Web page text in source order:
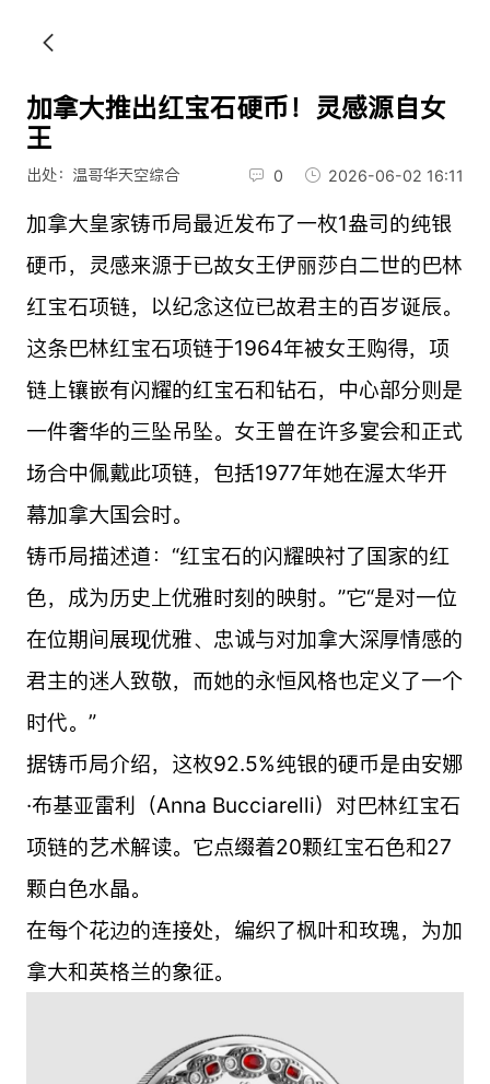
加拿大推出红宝石硬币！灵感源自女
王
出处：温哥华天空综合 0 2026-06-02 16:11
加拿大皇家铸币局最近发布了一枚1盎司的纯银
硬币，灵感来源于已故女王伊丽莎白二世的巴林
红宝石项链，以纪念这位已故君主的百岁诞辰。
这条巴林红宝石项链于1964年被女王购得，项
链上镶嵌有闪耀的红宝石和钻石，中心部分则是
一件奢华的三坠吊坠。女王曾在许多宴会和正式
场合中佩戴此项链，包括1977年她在渥太华开
幕加拿大国会时。
铸币局描述道：“红宝石的闪耀映衬了国家的红
色，成为历史上优雅时刻的映射。”它“是对一位
在位期间展现优雅、忠诚与对加拿大深厚情感的
君主的迷人致敬，而她的永恒风格也定义了一个
时代。”
据铸币局介绍，这枚92.5%纯银的硬币是由安娜
·布基亚雷利（Anna Bucciarelli）对巴林红宝石
项链的艺术解读。它点缀着20颗红宝石色和27
颗白色水晶。
在每个花边的连接处，编织了枫叶和玫瑰，为加
拿大和英格兰的象征。